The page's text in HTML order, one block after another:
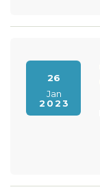
26
Jan
2023